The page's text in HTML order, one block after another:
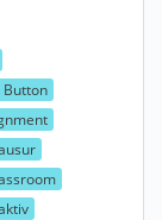
Button